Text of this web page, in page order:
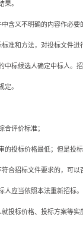
果。
含义不明确的内容作必
准和方法，对投标文件
中标候选人确定中标人。
定。
合评价标准；
的投标价格最低；但是投
合招标文件要求的，可以
应当依照本法重新招标。
投标价格、投标方案等实